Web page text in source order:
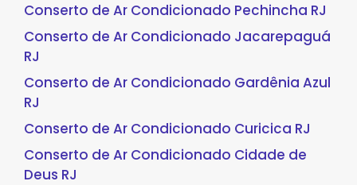
Conserto de Ar Condicionado Pechincha RJ
Conserto de Ar Condicionado Jacarepaguá
RJ
Conserto de Ar Condicionado Gardênia Azul
RJ
Conserto de Ar Condicionado Curicica RJ
Conserto de Ar Condicionado Cidade de
Deus RJ